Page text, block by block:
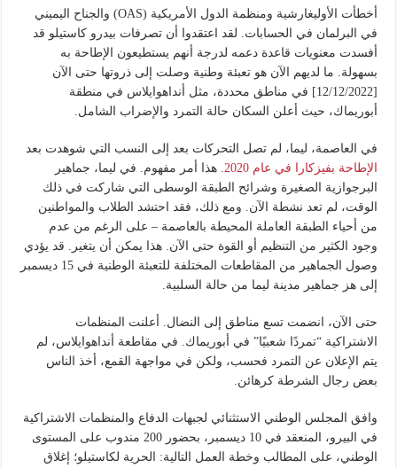
أخطأت الأوليغارشية ومنظمة الدول الأمريكية (OAS) والجناح اليميني
في البرلمان في الحسابات. لقد اعتقدوا أن تصرفات بيدرو كاستيلو قد
أفسدت معنويات قاعدة دعمه لدرجة أنهم يستطيعون الإطاحة به
بسهولة. ما لديهم الآن هو تعبئة وطنية وصلت إلى ذروتها حتى الآن
[12/12/2022] في مناطق محددة، مثل أنداهوايلاس في منطقة
أبوريماك، حيث أعلن السكان حالة التمرد والإضراب الشامل.
في العاصمة، ليما، لم تصل التحركات بعد إلى النسب التي شوهدت بعد
الإطاحة بفيزكارا في عام 2020
. هذا أمر مفهوم. في ليما، جماهير
البرجوازية الصغيرة وشرائح الطبقة الوسطى التي شاركت في ذلك
الوقت، لم تعد نشطة الآن. ومع ذلك، فقد احتشد الطلاب والمواطنين
من أحياء الطبقة العاملة المحيطة بالعاصمة – على الرغم من عدم
وجود الكثير من التنظيم أو القوة حتى الآن. هذا يمكن أن يتغير. قد يؤدي
وصول الجماهير من المقاطعات المختلفة للتعبئة الوطنية في 15 ديسمبر
إلى هز جماهير مدينة ليما من حالة السلبية.
حتى الآن، انضمت تسع مناطق إلى النضال. أعلنت المنظمات
الاشتراكية “تمردًا شعبيًا” في أبوريماك. في مقاطعة أنداهوايلاس، لم
يتم الإعلان عن التمرد فحسب، ولكن في مواجهة القمع، أخذ الناس
بعض رجال الشرطة كرهائن.
وافق المجلس الوطني الاستثنائي لجبهات الدفاع والمنظمات الاشتراكية
في البيرو، المنعقد في 10 ديسمبر، بحضور 200 مندوب على المستوى
الوطني، على المطالب وخطة العمل التالية: الحرية لكاستيلو؛ إغلاق